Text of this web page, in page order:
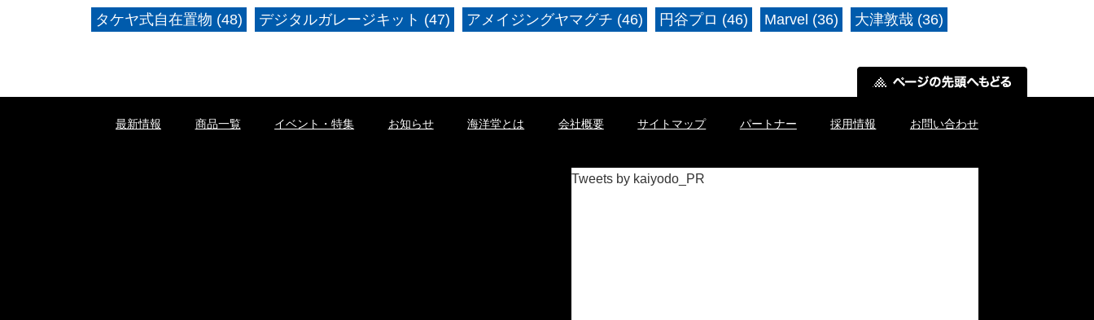
タケヤ式自在置物 (48) デジタルガレージキット (47) アメイジングヤマグチ (46) 円谷プロ (46) Marvel (36) 大津敦哉 (36)
最新情報 商品一覧 イベント・特集 お知らせ 海洋堂とは 会社概要 サイトマップ パートナー 採用情報 お問い合わせ
Tweets by kaiyodo_PR